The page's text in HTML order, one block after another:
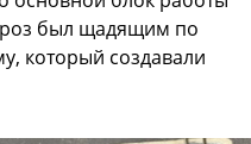
был щадящим по
который создавали